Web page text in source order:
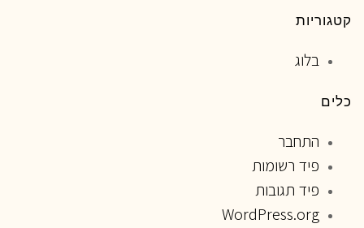
קטגוריות
בלוג
כלים
התחבר
פיד רשומות
פיד תגובות
WordPress.org